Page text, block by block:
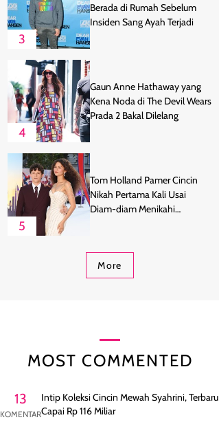
3
Berada di Rumah Sebelum
Insiden Sang Ayah Terjadi
4
Gaun Anne Hathaway yang
Kena Noda di The Devil Wears
Prada 2 Bakal Dilelang
5
Tom Holland Pamer Cincin
Nikah Pertama Kali Usai
Diam-diam Menikahi
More
MOST COMMENTED
13
KOMENTAR
Intip Koleksi Cincin Mewah Syahrini, Terbaru
Capai Rp 116 Miliar